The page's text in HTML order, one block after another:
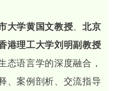
大学黄国文教授、 北京
港理工大学刘明副教授
态语言学的深度融合，
、案例剖析、交流指导